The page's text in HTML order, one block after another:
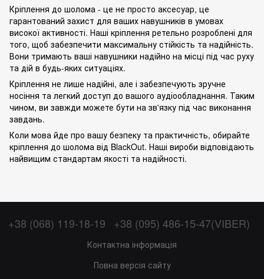
Кріплення до шолома - це не просто аксесуар, це
гарантований захист для ваших навушників в умовах
високої активності. Наші кріплення ретельно розроблені для
того, щоб забезпечити максимальну стійкість та надійність.
Вони тримають ваші навушники надійно на місці під час руху
та дій в будь-яких ситуаціях.
Кріплення не лише надійні, але і забезпечують зручне
носіння та легкий доступ до вашого аудіообладнання. Таким
чином, ви завжди можете бути на зв'язку під час виконання
завдань.
Коли мова йде про вашу безпеку та практичність, обирайте
кріплення до шолома від BlackOut. Наші вироби відповідають
найвищим стандартам якості та надійності.
+38 (068) 119-18-19 +38 (095) 486-15-47(VIBER)
Контактна інформація
Повна версія сайту